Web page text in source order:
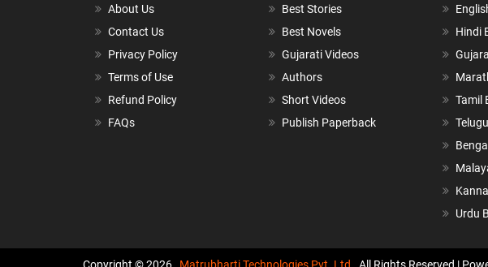
About Us
Contact Us
Privacy Policy
Terms of Use
Refund Policy
FAQs
Best Stories
Best Novels
Gujarati Videos
Authors
Short Videos
Publish Paperback
Hindi
Tamil
Urdu